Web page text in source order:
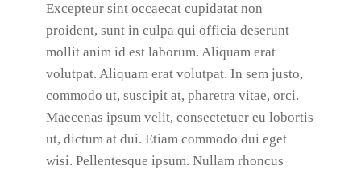
Excepteur sint occaecat cupidatat non
proident, sunt in culpa qui officia deserunt
mollit anim id est laborum. Aliquam erat
volutpat. Aliquam erat volutpat. In sem justo,
commodo ut, suscipit at, pharetra vitae, orci.
Maecenas ipsum velit, consectetuer eu lobortis
ut, dictum at dui. Etiam commodo dui eget
wisi. Pellentesque ipsum. Nullam rhoncus